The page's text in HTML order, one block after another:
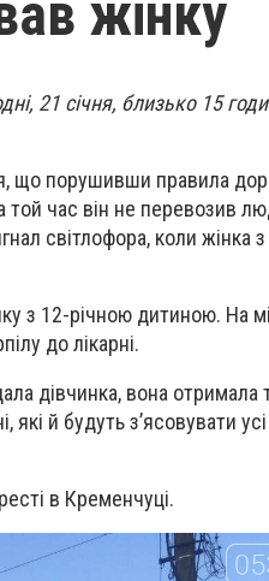
жінку
21 січня, близько 15
що порушивши правила
той час він не перевозив
світлофора, коли жінка
з 12-річною дитиною. На
до лікарні.
дівчинка, вона отримала
які й будуть з’ясовувати
в Кременчуці.